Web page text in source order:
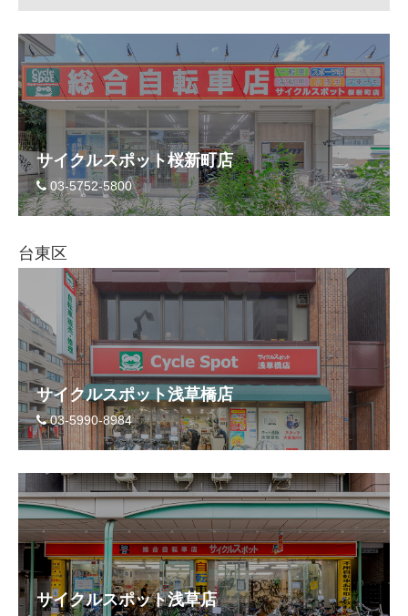
サイクルスポット桜新町店
03-5752-5800
台東区
サイクルスポット浅草橋店
03-5990-8984
サイクルスポット浅草店